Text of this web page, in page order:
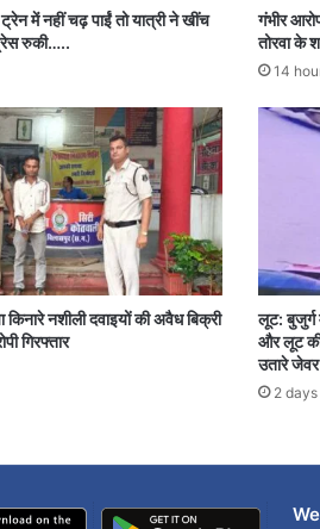
ट्रेन में नहीं चढ़ पाईं तो यात्री ने खींच
रुकी…..
गंभीर
तोरवा के
14
किनारे नशीली दवाइयों की अवैध बिक्री
गिरफ्तार
लूट: बुजुर्ग
और लूट की
उतारे जेवर
2